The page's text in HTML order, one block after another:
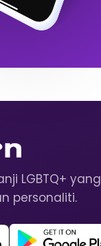
LGBTQ+ yang
personaliti.